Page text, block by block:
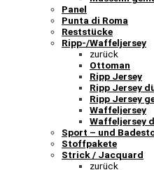
Panel
Punta di Roma
Reststücke
Ripp-/Waffeljersey
zurück
Ottoman
Ripp Jersey
Ripp Jersey
Ripp Jersey
Waffeljersey
Waffeljersey
Sport – und
Stoffpakete
Strick / Jacquard
zurück